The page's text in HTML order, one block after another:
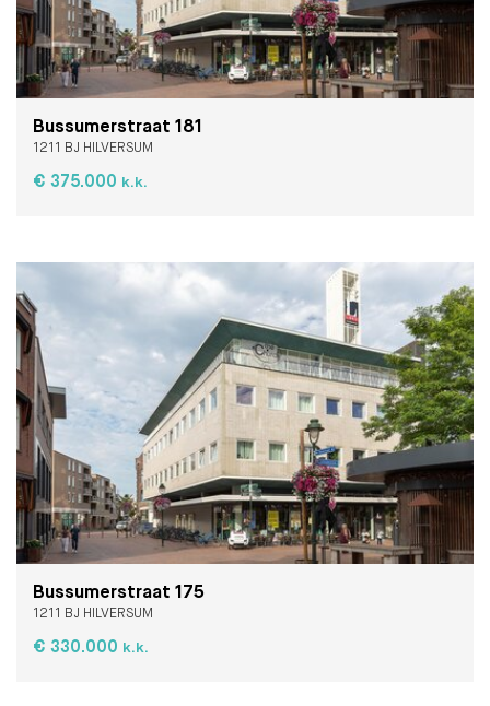
Bussumerstraat 181
1211 BJ HILVERSUM
€ 375.000 k.k.
Bussumerstraat 175
1211 BJ HILVERSUM
€ 330.000 k.k.